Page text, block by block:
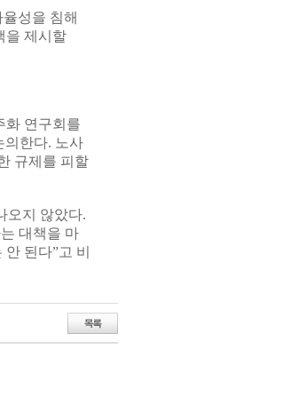
성을 침해
을 제시할
화 연구회를
의한다. 노사
규제를 피할
오지 않았다.
대책을 마
된다”고 비